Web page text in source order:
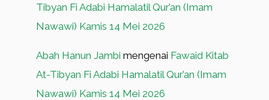
Tibyan Fi Adabi Hamalatil Qur’an (Imam
Nawawi) Kamis 14 Mei 2026
Abah Hanun Jambi mengenai Fawaid Kitab
At-Tibyan Fi Adabi Hamalatil Qur’an (Imam
Nawawi) Kamis 14 Mei 2026